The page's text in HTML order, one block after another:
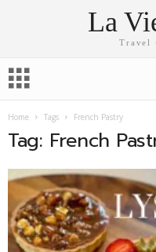
La
Travel
Home Tags French Pastry
Tag: French